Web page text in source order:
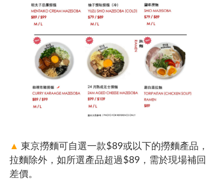
▲ 東京撈麵可自選一款$89或以下的撈麵產品，
拉麵除外，如所選產品超過$89，需於現場補回
差價。